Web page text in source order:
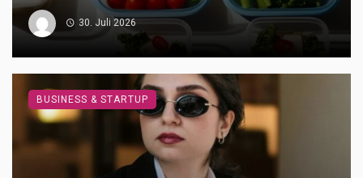
30. Juli 2026
BUSINESS & STARTUP